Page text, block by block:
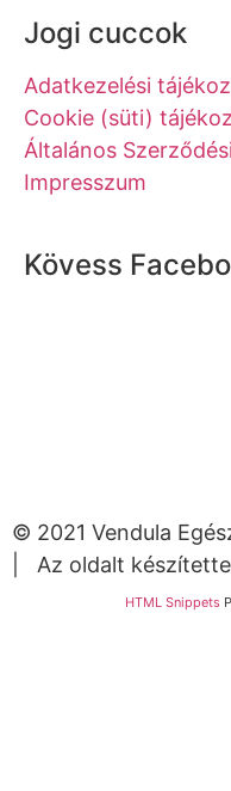
Jogi cuccok
Adatkezelési
Cookie (süti)
Általános
Impresszum
Kövess
© 2021 Vendula
| Az oldalt
HTML Snippets